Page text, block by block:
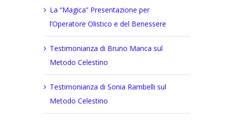
La “Magica” Presentazione per
l’Operatore Olistico e del Benessere
Testimonianza di Bruno Manca sul
Metodo Celestino
Testimonianza di Sonia Rambelli sul
Metodo Celestino